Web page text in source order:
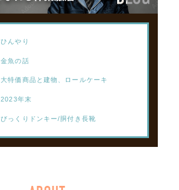
ひんやり
金魚の話
大特価商品と建物、ロールケーキ
2023年末
びっくりドンキー/胴付き長靴